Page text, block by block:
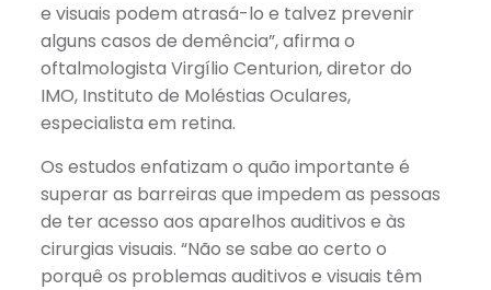
e visuais podem atrasá-lo e talvez prevenir
alguns casos de demência”, afirma o
oftalmologista Virgílio Centurion, diretor do
IMO, Instituto de Moléstias Oculares,
especialista em retina.
Os estudos enfatizam o quão importante é
superar as barreiras que impedem as pessoas
de ter acesso aos aparelhos auditivos e às
cirurgias visuais. “Não se sabe ao certo o
porquê os problemas auditivos e visuais têm